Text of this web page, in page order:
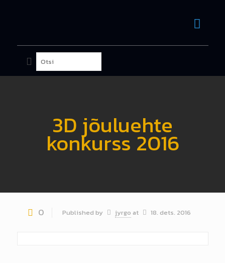
3D jõuluehte
konkurss 2016
0 Published by jyrgo at 18. dets. 2016